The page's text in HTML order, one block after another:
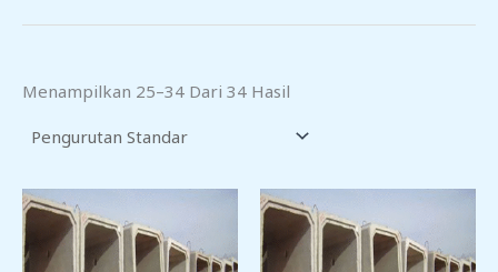
Menampilkan 25–34 Dari 34 Hasil